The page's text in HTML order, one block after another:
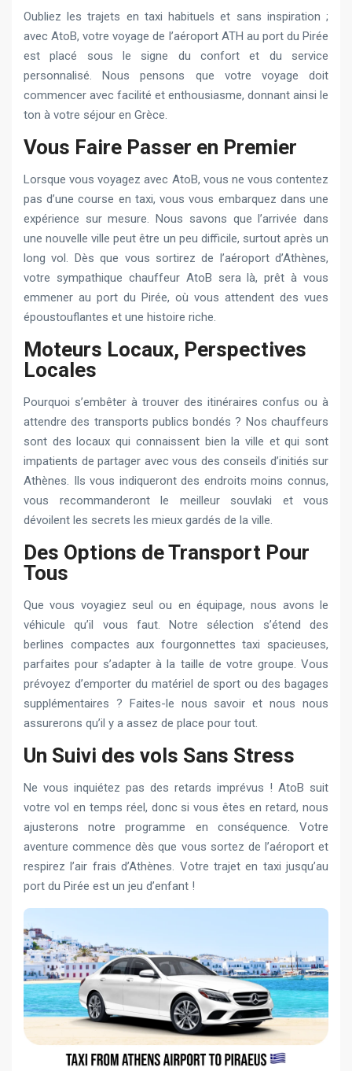
Oubliez les trajets en taxi habituels et sans inspiration ;
avec AtoB, votre voyage de l’aéroport ATH au port du Pirée
est placé sous le signe du confort et du service
personnalisé. Nous pensons que votre voyage doit
commencer avec facilité et enthousiasme, donnant ainsi le
ton à votre séjour en Grèce.
Vous Faire Passer en Premier
Lorsque vous voyagez avec AtoB, vous ne vous contentez
pas d’une course en taxi, vous vous embarquez dans une
expérience sur mesure. Nous savons que l’arrivée dans
une nouvelle ville peut être un peu difficile, surtout après un
long vol. Dès que vous sortirez de l’aéroport d’Athènes,
votre sympathique chauffeur AtoB sera là, prêt à vous
emmener au port du Pirée, où vous attendent des vues
époustouflantes et une histoire riche.
Moteurs Locaux, Perspectives
Locales
Pourquoi s’embêter à trouver des itinéraires confus ou à
attendre des transports publics bondés ? Nos chauffeurs
sont des locaux qui connaissent bien la ville et qui sont
impatients de partager avec vous des conseils d’initiés sur
Athènes. Ils vous indiqueront des endroits moins connus,
vous recommanderont le meilleur souvlaki et vous
dévoilent les secrets les mieux gardés de la ville.
Des Options de Transport Pour
Tous
Que vous voyagiez seul ou en équipage, nous avons le
véhicule qu’il vous faut. Notre sélection s’étend des
berlines compactes aux fourgonnettes taxi spacieuses,
parfaites pour s’adapter à la taille de votre groupe. Vous
prévoyez d’emporter du matériel de sport ou des bagages
supplémentaires ? Faites-le nous savoir et nous nous
assurerons qu’il y a assez de place pour tout.
Un Suivi des vols Sans Stress
Ne vous inquiétez pas des retards imprévus ! AtoB suit
votre vol en temps réel, donc si vous êtes en retard, nous
ajusterons notre programme en conséquence. Votre
aventure commence dès que vous sortez de l’aéroport et
respirez l’air frais d’Athènes. Votre trajet en taxi jusqu’au
port du Pirée est un jeu d’enfant !